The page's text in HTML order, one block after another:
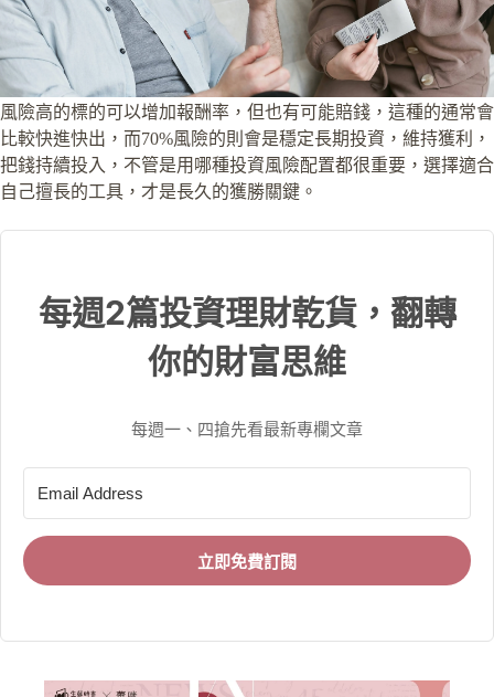
風險高的標的可以增加報酬率，但也有可能賠錢，這種的通常會
比較快進快出，而70%風險的則會是穩定長期投資，維持獲利，
把錢持續投入，不管是用哪種投資風險配置都很重要，選擇適合
自己擅長的工具，才是長久的獲勝關鍵。
每週2篇投資理財乾貨，翻轉
你的財富思維
每週一、四搶先看最新專欄文章
立即免費訂閱